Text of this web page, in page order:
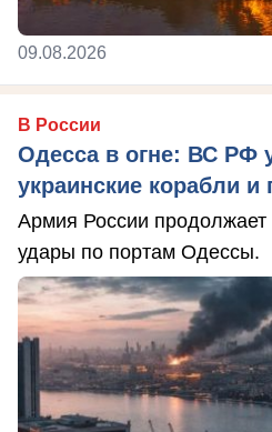
09.08.2026
В России
Одесса в огне: ВС РФ
украинские корабли и
Армия России продолжает
удары по портам Одессы.